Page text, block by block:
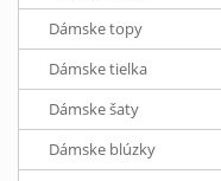
Dámske topy
Dámske tielka
Dámske šaty
Dámske blúzky